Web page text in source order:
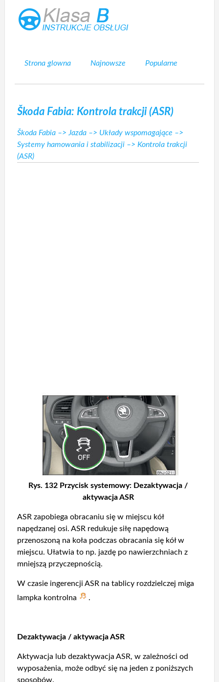
Strona glowna Najnowsze Popularne
Škoda Fabia: Kontrola trakcji (ASR)
Škoda Fabia –>Jazda –> Układy wspomagające –>
Systemy hamowania i stabilizacji –> Kontrola trakcji
(ASR)
Rys. 132 Przycisk systemowy: Dezaktywacja /
aktywacja ASR
ASR zapobiega obracaniu się w miejscu kół
napędzanej osi. ASR redukuje siłę napędową
przenoszoną na koła podczas obracania się kół w
miejscu. Ułatwia to np. jazdę po nawierzchniach z
mniejszą przyczepnością.
W czasie ingerencji ASR na tablicy rozdzielczej miga
lampka kontrolna
.
Dezaktywacja / aktywacja ASR
Aktywacja lub dezaktywacja ASR, w zależności od
wyposażenia, może odbyć się na jeden z poniższych
sposobów.